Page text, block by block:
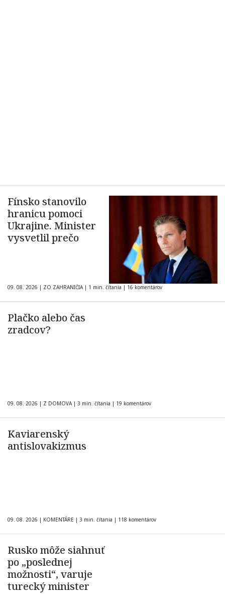
Fínsko stanovilo
hranicu pomoci
Ukrajine. Minister
vysvetlil prečo
09. 08. 2026 | ZO ZAHRANIČIA | 1 min. čítania | 16 komentárov
Plačko alebo čas
zradcov?
09. 08. 2026 | Z DOMOVA | 3 min. čítania | 19 komentárov
Kaviarenský
antislovakizmus
09. 08. 2026 | KOMENTÁRE | 3 min. čítania | 118 komentárov
Rusko môže siahnuť
po „poslednej
možnosti“, varuje
turecký minister